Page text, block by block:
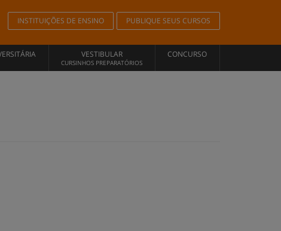
INSTITUIÇÕES DE ENSINO PUBLIQUE SEUS CURSOS
VESTIBULAR
CURSINHOS PREPARATÓRIOS
CONCURSO